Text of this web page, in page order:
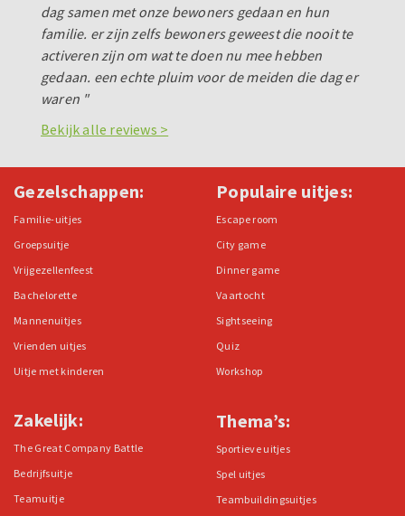
dag samen met onze bewoners gedaan en hun
familie. er zijn zelfs bewoners geweest die nooit te
activeren zijn om wat te doen nu mee hebben
gedaan. een echte pluim voor de meiden die dag er
waren "
Bekijk alle reviews >
Gezelschappen:
Familie-uitjes
Groepsuitje
Vrijgezellenfeest
Bachelorette
Mannenuitjes
Vrienden uitjes
Uitje met kinderen
Zakelijk:
The Great Company Battle
Bedrijfsuitje
Teamuitje
Populaire uitjes:
Escape room
City game
Dinner game
Vaartocht
Sightseeing
Quiz
Workshop
Thema’s:
Sportieve uitjes
Spel uitjes
Teambuildingsuitjes